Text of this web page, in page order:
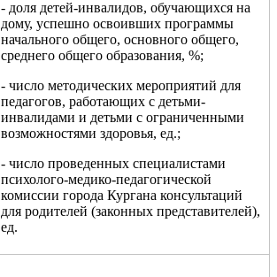
- доля детей-инвалидов, обучающихся на
дому, успешно освоивших программы
начального общего, основного общего,
среднего общего образования, %;
- число методических мероприятий для
педагогов, работающих с детьми-
инвалидами и детьми с ограниченными
возможностями здоровья, ед.;
- число проведенных специалистами
психолого-медико-педагогической
комиссии города Кургана консультаций
для родителей (законных представителей),
ед.